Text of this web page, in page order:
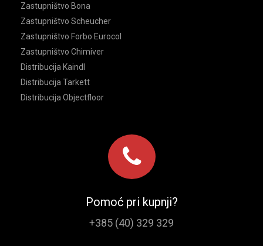
Zastupništvo Bona
Zastupništvo Scheucher
Zastupništvo Forbo Eurocol
Zastupništvo Chimiver
Distribucija Kaindl
Distribucija Tarkett
Distribucija Objectfloor
Pomoć pri kupnji?
+385 (40) 329 329